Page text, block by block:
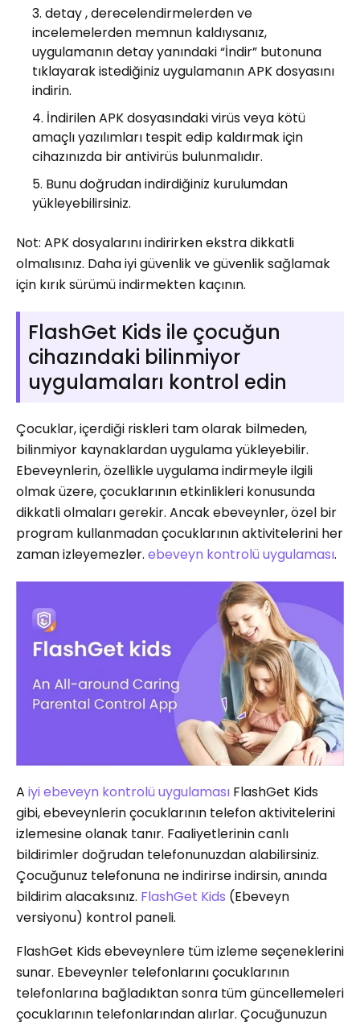
detay , derecelendirmelerden ve
incelemelerden memnun kaldıysanız,
uygulamanın detay yanındaki “İndir” butonuna
tıklayarak istediğiniz uygulamanın APK dosyasını
indirin.
İndirilen APK dosyasındaki virüs veya kötü
amaçlı yazılımları tespit edip kaldırmak için
cihazınızda bir antivirüs bulunmalıdır.
Bunu doğrudan indirdiğiniz kurulumdan
yükleyebilirsiniz.
Not: APK dosyalarını indirirken ekstra dikkatli
olmalısınız. Daha iyi güvenlik ve güvenlik sağlamak
için kırık sürümü indirmekten kaçının.
FlashGet Kids ile çocuğun
cihazındaki bilinmiyor
uygulamaları kontrol edin
Çocuklar, içerdiği riskleri tam olarak bilmeden,
bilinmiyor kaynaklardan uygulama yükleyebilir.
Ebeveynlerin, özellikle uygulama indirmeyle ilgili
olmak üzere, çocuklarının etkinlikleri konusunda
dikkatli olmaları gerekir. Ancak ebeveynler, özel bir
program kullanmadan çocuklarının aktivitelerini her
zaman izleyemezler. ebeveyn kontrolü uygulaması.
A iyi ebeveyn kontrolü uygulaması FlashGet Kids
gibi, ebeveynlerin çocuklarının telefon aktivitelerini
izlemesine olanak tanır. Faaliyetlerinin canlı
bildirimler doğrudan telefonunuzdan alabilirsiniz.
Çocuğunuz telefonuna ne indirirse indirsin, anında
bildirim alacaksınız. FlashGet Kids (Ebeveyn
versiyonu) kontrol paneli.
FlashGet Kids ebeveynlere tüm izleme seçeneklerini
sunar. Ebeveynler telefonlarını çocuklarının
telefonlarına bağladıktan sonra tüm güncellemeleri
çocuklarının telefonlarından alırlar. Çocuğunuzun